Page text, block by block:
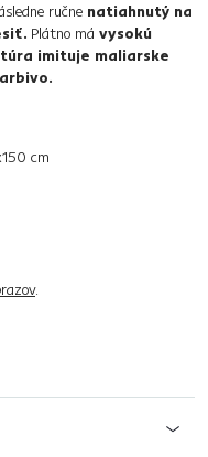
ručne natiahnutý na
Plátno má vysokú
imituje maliarske
cm
.